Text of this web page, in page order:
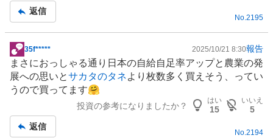
返信
No. 2195
掲
示
板
記
35f***** 2025/10/21 8:30報告
まさにおっしゃる通り日本の自給自足率アップと 農業の発
展への思いとサカタのタネより枚数多く買えそう、ってい
うので買ってます🤗
投資の参考になりましたか？
はい
15
いいえ
5
返信
No.2194